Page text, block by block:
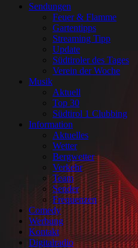
Sendungen
Feuer & Flamme
Gartentipps
Streaming Tipp
Update
Südtiroler des Tages
Verein der Woche
Musik
Aktuell
Top 30
Südtirol 1 Clubbing
Information
Aktuelles
Wetter
Bergwetter
Verkehr
Team
Sender
Frequenzen
Comedy
Werbung
Kontakt
Digitalradio